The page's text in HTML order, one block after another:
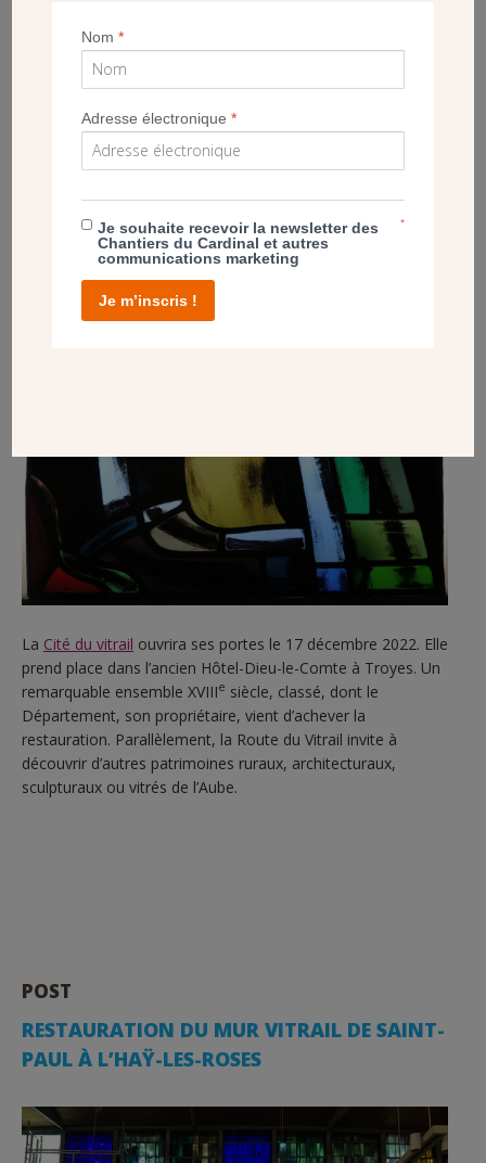
pour la création contemporaine.
La Cité du vitrail ouvrira ses portes le 17 décembre 2022. Elle
prend place dans l’ancien Hôtel-Dieu-le-Comte à Troyes. Un
remarquable ensemble XVIIIe siècle, classé, dont le
Département, son propriétaire, vient d’achever la
restauration. Parallèlement, la Route du Vitrail invite à
découvrir d’autres patrimoines ruraux, architecturaux,
sculpturaux ou vitrés de l’Aube.
POST
RESTAURATION DU MUR VITRAIL DE SAINT-
PAUL À L’HAŸ-LES-ROSES
Nom*
Adresse électronique*
Je souhaite recevoir la newsletter des
Chantiers du Cardinal et autres
communications marketing
*
Je m’inscris !